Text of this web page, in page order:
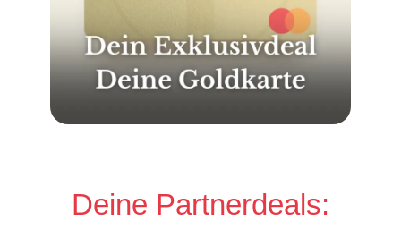
Deine Partnerdeals: